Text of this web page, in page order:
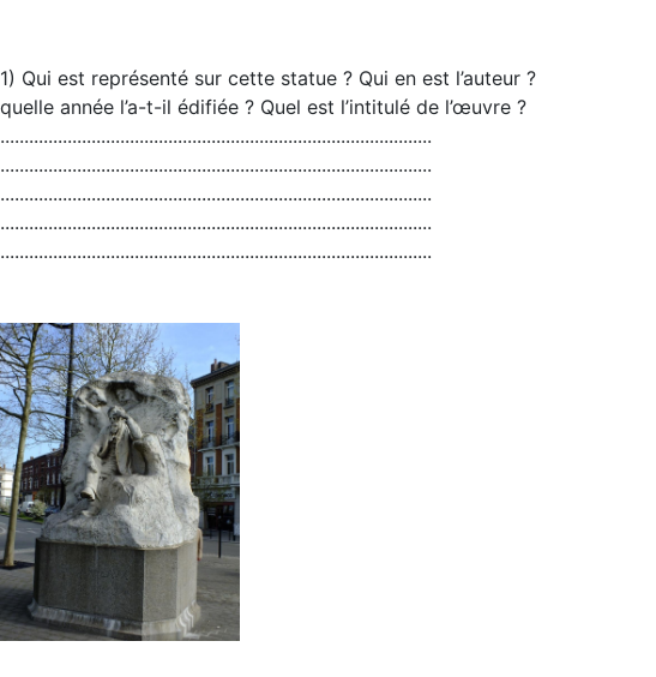
1) Qui est représenté sur cette statue ? Qui en est l’auteur ?
quelle année l’a-t-il édifiée ? Quel est l’intitulé de l’œuvre ?
..........................................................................................
..........................................................................................
..........................................................................................
..........................................................................................